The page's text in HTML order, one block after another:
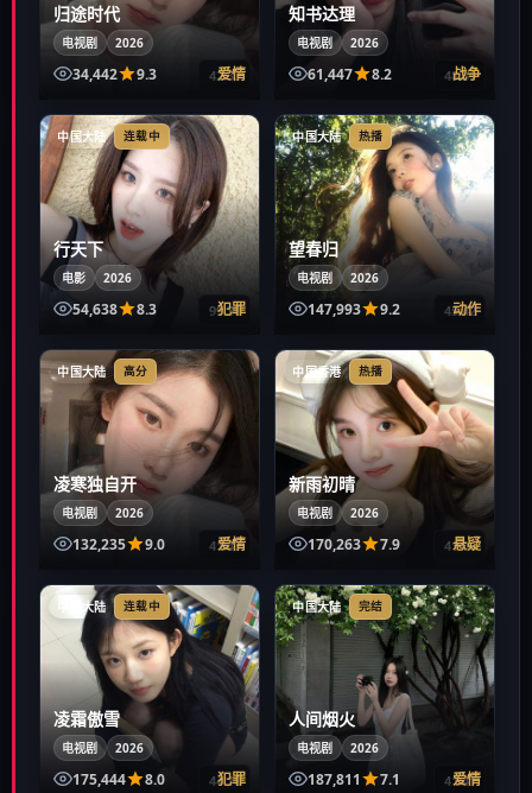
42:33
归途时代
电视剧 2026
34,442 9.3 爱情 48:39
知书达理
电视剧 2026
61,447 8.2 战争
中国大陆 连载中
99:38
行天下
电影 2026
54,638 8.3 犯罪
中国大陆 热播
45:42
望春归
电视剧 2026
147,993 9.2 动作
中国大陆 高分
41:43
凌寒独自开
电视剧 2026
132,235 9.0 爱情
中国香港 热播
41:06
新雨初晴
电视剧 2026
170,263 7.9 悬疑
中国大陆 连载中
44:18
凌霜傲雪
电视剧 2026
175,444 8.0 犯罪
中国大陆 完结
41:41
人间烟火
电视剧 2026
187,811 7.1 爱情